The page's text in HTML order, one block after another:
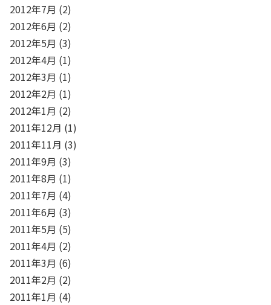
2012年7月 (2)
2012年6月 (2)
2012年5月 (3)
2012年4月 (1)
2012年3月 (1)
2012年2月 (1)
2012年1月 (2)
2011年12月 (1)
2011年11月 (3)
2011年9月 (3)
2011年8月 (1)
2011年7月 (4)
2011年6月 (3)
2011年5月 (5)
2011年4月 (2)
2011年3月 (6)
2011年2月 (2)
2011年1月 (4)